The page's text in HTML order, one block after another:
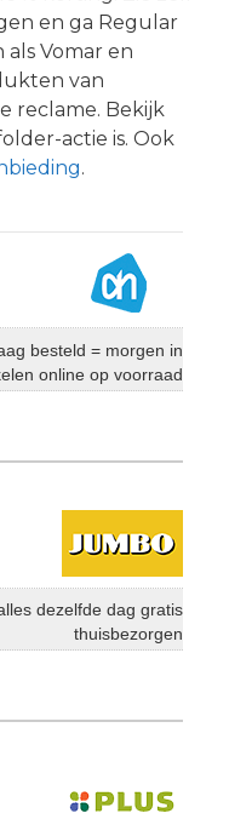
en ga Regular
Vomar en
van
reclame. Bekijk
actie is. Ook
.
besteld = morgen in
online op voorraad
dezelfde dag gratis
thuisbezorgen